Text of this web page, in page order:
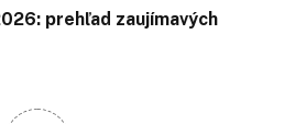
prehľad zaujímavých